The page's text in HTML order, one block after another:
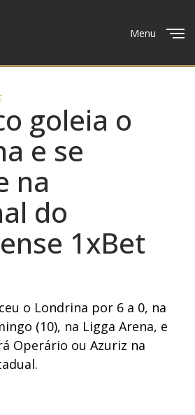
Menu
goleia o
e se
na
do
1xBet
o Londrina por 6 a 0, na
(10), na Ligga Arena, e
Operário ou Azuriz na